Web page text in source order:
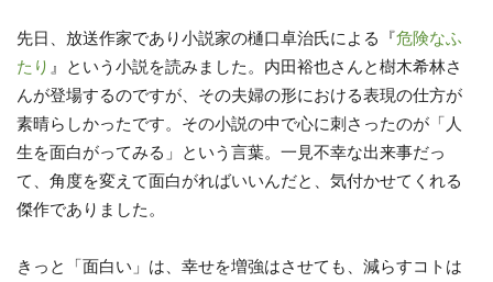
先日、放送作家であり小説家の樋口卓治氏による『危険なふ
たり 』という小説を読みました。内田裕也さんと樹木希林さ
んが登場するのですが、その夫婦の形における表現の仕方が
素晴らしかったです。その小説の中で心に刺さったのが「人
生を面白がってみる」という言葉。一見不幸な出来事だっ
て、角度を変えて面白がればいいんだと、気付かせてくれる
傑作でありました。
きっと「面白い」は、幸せを増強はさせても、減らすコトは